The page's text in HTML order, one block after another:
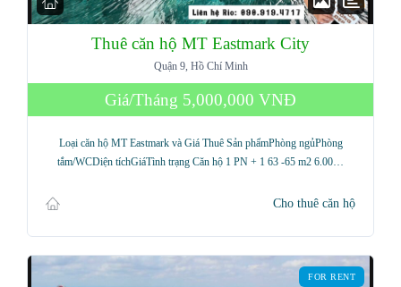
Thuê căn hộ MT Eastmark City
Quận 9, Hồ Chí Minh
Giá/Tháng 5,000,000 VNĐ
Loại căn hộ MT Eastmark và Giá Thuê Sản phẩmPhòng ngủPhòng
tắm/WCDiện tíchGiáTình trạng Căn hộ 1 PN + 1 63 -65 m2 6.00…
Cho thuê căn hộ
FOR RENT